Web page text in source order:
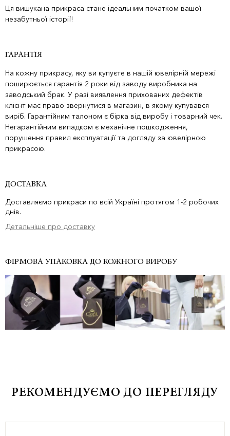
Ця вишукана прикраса стане ідеальним початком вашої
незабутньої історії!
ГАРАНТІЯ
На кожну прикрасу, яку ви купуєте в нашій ювелірній мережі
поширюється гарантія 2 роки від заводу виробника на
заводський брак. У разі виявлення прихованих дефектів
клієнт має право звернутися в магазин, в якому купувався
виріб. Гарантійним талоном є бірка від виробу і товарний чек.
Негарантійним випадком є механічне пошкодження,
порушення правил експлуатації та догляду за ювелірною
прикрасою.
ДОСТАВКА
Доставляємо прикраси по всій Україні протягом 1-2 робочих
днів.
Детальніше про доставку
ФІРМОВА УПАКОВКА ДО КОЖНОГО ВИРОБУ
РЕКОМЕНДУЄМО ДО ПЕРЕГЛЯДУ